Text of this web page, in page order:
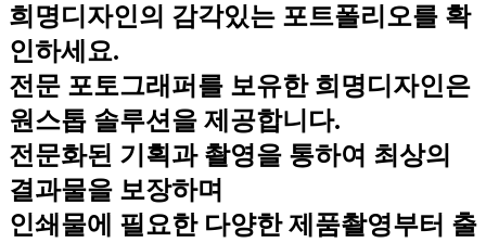
희명디자인의 감각있는 포트폴리오를 확
인하세요.
전문 포토그래퍼를 보유한 희명디자인은
원스톱 솔루션을 제공합니다.
전문화된 기획과 촬영을 통하여 최상의
결과물을 보장하며
인쇄물에 필요한 다양한 제품촬영부터 출